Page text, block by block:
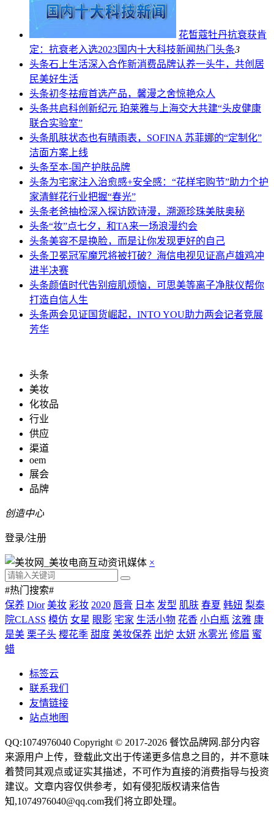
花皙蔻牡丹抗衰获肯
定：抗衰老入选2023国内十大科技新闻热门 头条3
头条石上生活深入合作新消费品牌认养一头牛，共创居
民美好生活
头条初冬祛痘首选产品，馨漫之舍惊艳众人
头条共启科创新纪元 珀莱雅与上海交大共建“头皮健康
联合实验室”
头条肌肤状态也有晴雨表，SOFINA 苏菲娜的“定制化”
洁面方案上线
头条至本-国产护肤品牌
头条为宅家注入治愈感+安全感：“花样宅购节”助力个护
家清鲜花行业把握“春光”
头条老爸抽检深入探访欧诗漫，溯源珍珠美肤奥秘
头条“妆”点七夕，和TA来一场浪漫约会
头条美容不是换脸，而是让你发现更好的自己
头条卫冕冠军魔咒将被打破？海信电视见证高卢雄鸡冲
进半决赛
头条颜值时代告别痘肌烦恼，可思美等离子净肤仪帮你
打造自信人生
头条两会见证国货崛起，INTO YOU助力两会记者竞展
芳华
头条
美妆
化妆品
行业
供应
渠道
oem
展会
品牌
创造中心
登录/注册
×
#热门搜索#
保养 Dior 美妆 彩妆 2020 唇膏 日本 发型 肌肤 春夏 韩妞 梨泰
院CLASS 模仿 女星 眼影 宅家 生活小物 花香 小白瓶 泫雅 康
是美 栗子头 樱花季 甜度 美妆保养 出炉 太妍 水雾光 修眉 蜜
蜡
标签云
联系我们
友情链接
站点地图
QQ:1074976040 Copyright © 2017-2026 餐饮品牌网 .部分内容
来源用户上传，登载此文出于传递更多信息之目的，并不意味
着赞同其观点或证实其描述，不可作为直接的消费指导与投资
建议。文章内容仅供参考，如有侵犯版权请来信告
知,1074976040@qq.com我们将立即处理。